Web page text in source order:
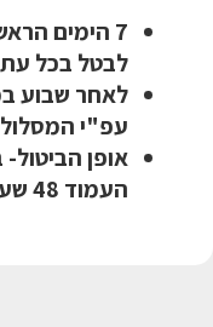
7 הימים
לבטל בכל
לאחר שבוע
עפ"י
אופן
העמוד 48 שעות לפני מועד החיוב.